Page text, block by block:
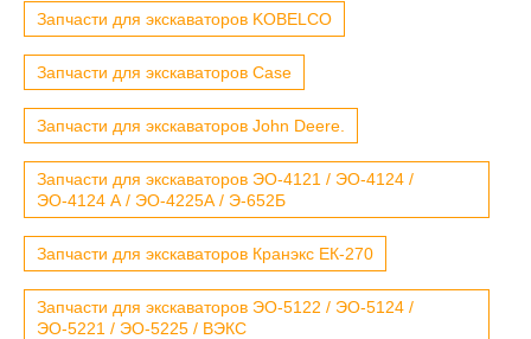
Запчасти для экскаваторов KOBELCO
Запчасти для экскаваторов Case
Запчасти для экскаваторов John Deere.
Запчасти для экскаваторов ЭО-4121 / ЭО-4124 /
ЭО-4124 А / ЭО-4225А / Э-652Б
Запчасти для экскаваторов Кранэкс ЕК-270
Запчасти для экскаваторов ЭО-5122 / ЭО-5124 /
ЭО-5221 / ЭО-5225 / ВЭКС